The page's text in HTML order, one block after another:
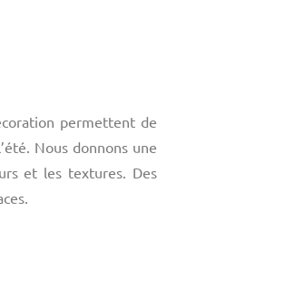
permettent de
Nous donnons une
et les textures. Des